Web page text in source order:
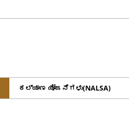
ಕಲ್ಯಾಣ ಯೋಜನೆಗಳು(NALSA)